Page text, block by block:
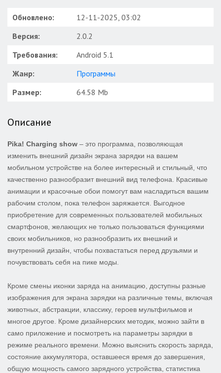
Обновлено:
12-11-2025, 03:02
Версия:
2.0.2
Требования:
Android 5.1
Жанр:
Программы
Размер:
64.58 Mb
Описание
Pika! Charging show – это программа, позволяющая
изменить внешний дизайн экрана зарядки на вашем
мобильном устройстве на более интересный и стильный, что
качественно разнообразит внешний вид телефона. Красивые
анимации и красочные обои помогут вам насладиться вашим
рабочим столом, пока телефон заряжается. Выгодное
приобретение для современных пользователей мобильных
смартфонов, желающих не только пользоваться функциями
своих мобильников, но разнообразить их внешний и
внутренний дизайн, чтобы похвастаться перед друзьями и
почувствовать себя на пике моды.
Кроме смены иконки заряда на анимацию, доступны разные
изображения для экрана зарядки на различные темы, включая
животных, абстракции, классику, героев мультфильмов и
многое другое. Кроме дизайнерских методик, можно зайти в
само приложение и посмотреть на параметры зарядки в
режиме реального времени. Можно выяснить скорость заряда,
состояние аккумулятора, оставшееся время до завершения,
общую мощность самого зарядного устройства, статистика